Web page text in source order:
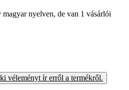
nyelven, de van 1 vásárlói
véleményt ír erről a termékről.